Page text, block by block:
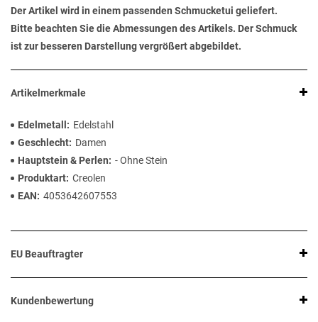
Der Artikel wird in einem passenden Schmucketui geliefert.
Bitte beachten Sie die Abmessungen des Artikels. Der Schmuck
ist zur besseren Darstellung vergrößert abgebildet.
Artikelmerkmale
Edelmetall
Edelstahl
Geschlecht
Damen
Hauptstein & Perlen
- Ohne Stein
Produktart Creolen
EAN
4053642607553
EU Beauftragter
Kundenbewertung